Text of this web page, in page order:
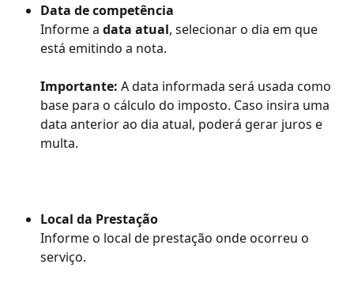
Data de competência
Informe a data atual, selecionar o dia em que
está emitindo a nota.
Importante: A data informada será usada como
base para o cálculo do imposto. Caso insira uma
data anterior ao dia atual, poderá gerar juros e
multa.
Local da Prestação
Informe o local de prestação onde ocorreu o
serviço.